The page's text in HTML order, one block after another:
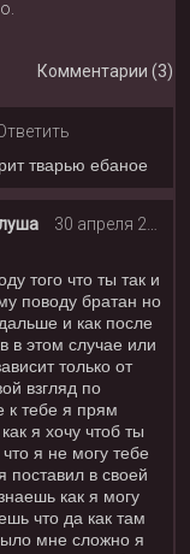
Комментарии (3)
тварью ебаное
30 апреля 2022 03:09
того что ты так и
поводу братан но
и как после
в этом случае или
только от
взгляд по
к тебе я прям
я хочу чтоб ты
я не могу тебе
поставил в своей
как я могу
что да как там
мне сложно я